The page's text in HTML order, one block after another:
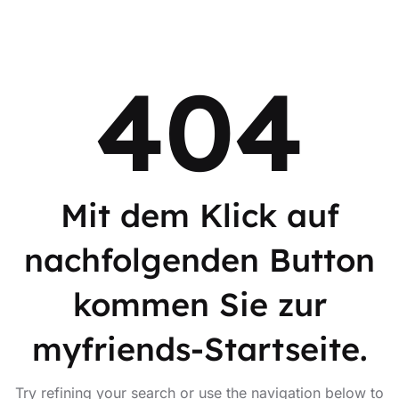
404
Mit dem Klick auf
nachfolgenden Button
kommen Sie zur
myfriends-Startseite.
Try refining your search or use the navigation below to